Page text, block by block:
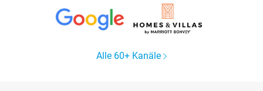
Alle 60+ Kanäle